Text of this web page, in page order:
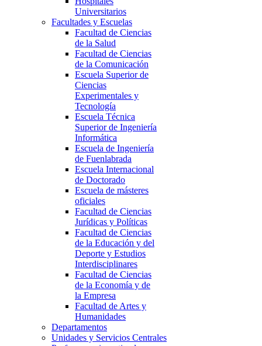
Universitarios
Facultades y Escuelas
Facultad de Ciencias
de la Salud
Facultad de Ciencias
de la Comunicación
Escuela Superior de
Ciencias
Experimentales y
Tecnología
Escuela Técnica
Superior de Ingeniería
Informática
Escuela de Ingeniería
de Fuenlabrada
Escuela Internacional
de Doctorado
Escuela de másteres
oficiales
Facultad de Ciencias
Jurídicas y Políticas
Facultad de Ciencias
de la Educación y del
Deporte y Estudios
Interdisciplinares
Facultad de Ciencias
de la Economía y de
la Empresa
Facultad de Artes y
Humanidades
Departamentos
Unidades y Servicios Centrales